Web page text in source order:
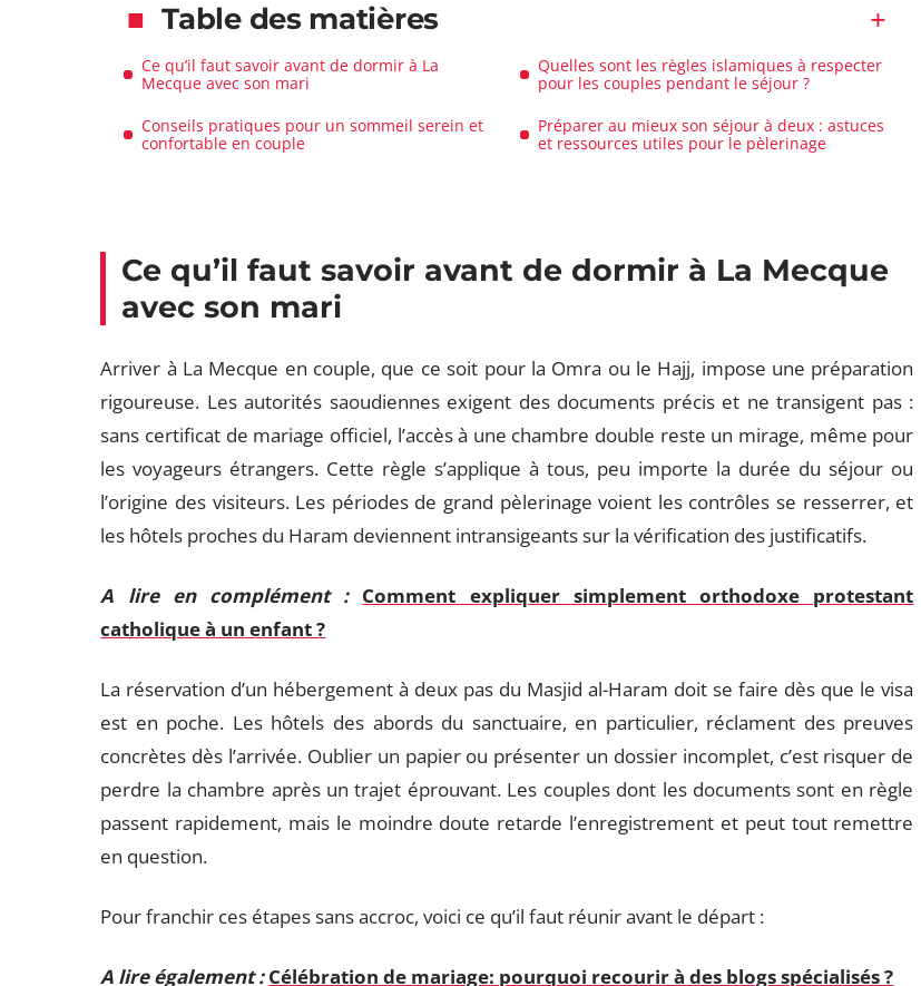
Table des matières
Ce qu’il faut savoir avant de dormir à La
Mecque avec son mari
Quelles sont les règles islamiques à respecter
pour les couples pendant le séjour ?
Conseils pratiques pour un sommeil serein et
confortable en couple
Préparer au mieux son séjour à deux : astuces
et ressources utiles pour le pèlerinage
Ce qu’il faut savoir avant de dormir à La Mecque
avec son mari
Arriver à La Mecque en couple, que ce soit pour la Omra ou le Hajj, impose une préparation
rigoureuse. Les autorités saoudiennes exigent des documents précis et ne transigent pas :
sans certificat de mariage officiel, l’accès à une chambre double reste un mirage, même pour
les voyageurs étrangers. Cette règle s’applique à tous, peu importe la durée du séjour ou
l’origine des visiteurs. Les périodes de grand pèlerinage voient les contrôles se resserrer, et
les hôtels proches du Haram deviennent intransigeants sur la vérification des justificatifs.
A lire en complément : Comment expliquer simplement orthodoxe protestant
catholique à un enfant ?
La réservation d’un hébergement à deux pas du Masjid al-Haram doit se faire dès que le visa
est en poche. Les hôtels des abords du sanctuaire, en particulier, réclament des preuves
concrètes dès l’arrivée. Oublier un papier ou présenter un dossier incomplet, c’est risquer de
perdre la chambre après un trajet éprouvant. Les couples dont les documents sont en règle
passent rapidement, mais le moindre doute retarde l’enregistrement et peut tout remettre
en question.
Pour franchir ces étapes sans accroc, voici ce qu’il faut réunir avant le départ :
A lire également : Célébration de mariage: pourquoi recourir à des blogs spécialisés ?